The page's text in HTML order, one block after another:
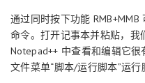
通过同时按下功能
命令。打开记事本并粘贴，我
Notepad++ 中查看和编辑它很
文件菜单“脚本/运行脚本”运行